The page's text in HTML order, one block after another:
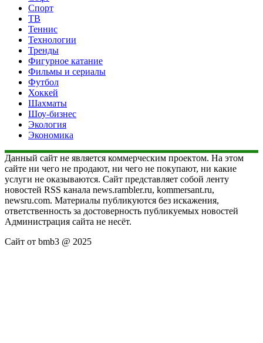
Спорт
ТВ
Теннис
Технологии
Тренды
Фигурное катание
Фильмы и сериалы
Футбол
Хоккей
Шахматы
Шоу-бизнес
Экология
Экономика
Данный сайт не является коммерческим проектом. На этом
сайте ни чего не продают, ни чего не покупают, ни какие
услуги не оказываются. Сайт представляет собой ленту
новостей RSS канала news.rambler.ru, kommersant.ru,
newsru.com. Материалы публикуются без искажения,
ответственность за достоверность публикуемых новостей
Администрация сайта не несёт.
Сайт от bmb3 @ 2025